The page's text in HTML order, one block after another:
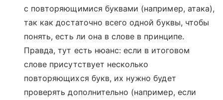
с повторяющимися буквами (например, атака),
так как достаточно всего одной буквы, чтобы
понять, есть ли она в слове в принципе.
Правда, тут есть нюанс: если в итоговом
слове присутствует несколько
повторяющихся букв, их нужно будет
проверять дополнительно (например, если